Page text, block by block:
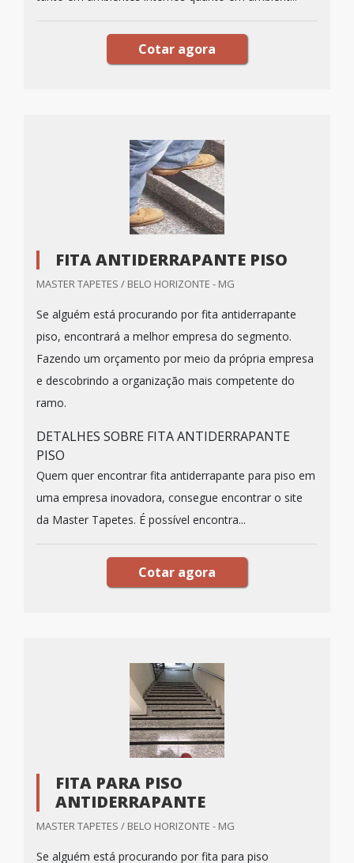
Cotar agora
FITA ANTIDERRAPANTE PISO
MASTER TAPETES / BELO HORIZONTE - MG
Se alguém está procurando por fita antiderrapante
piso, encontrará a melhor empresa do segmento.
Fazendo um orçamento por meio da própria empresa
e descobrindo a organização mais competente do
ramo.
DETALHES SOBRE FITA ANTIDERRAPANTE
PISO
Quem quer encontrar fita antiderrapante para piso em
uma empresa inovadora, consegue encontrar o site
da Master Tapetes. É possível encontra...
Cotar agora
FITA PARA PISO
ANTIDERRAPANTE
MASTER TAPETES / BELO HORIZONTE - MG
Se alguém está procurando por fita para piso